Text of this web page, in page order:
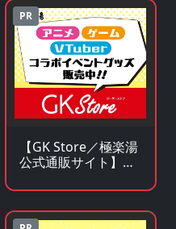
PR
【GK Store／極楽湯
公式通販サイト】ア
コラボグッズ通販